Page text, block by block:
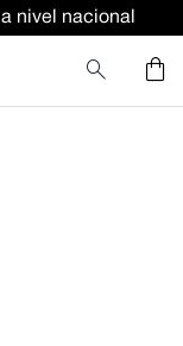
nivel nacional